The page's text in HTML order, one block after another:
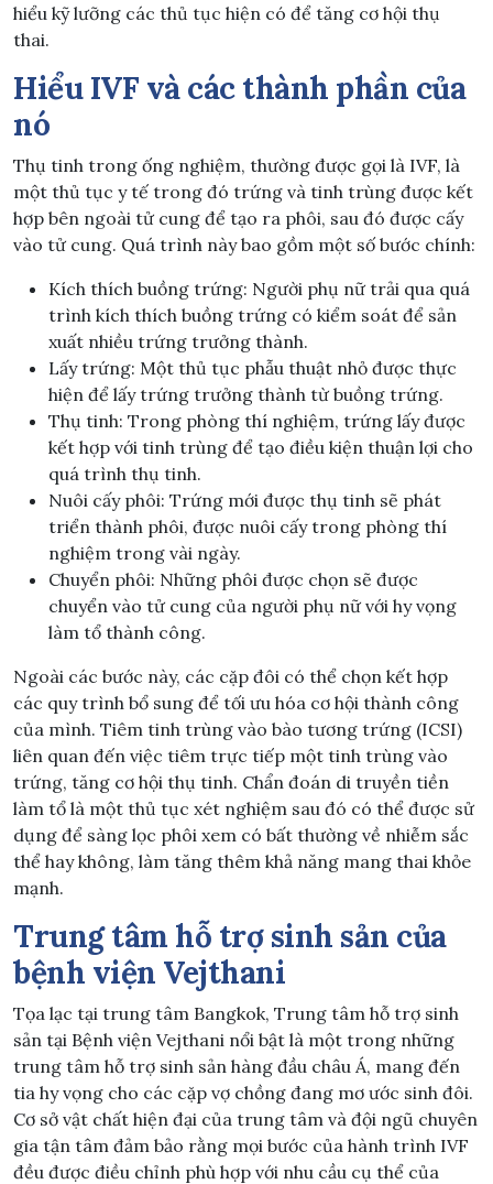
hiểu kỹ lưỡng các thủ tục hiện có để tăng cơ hội thụ
thai.
Hiểu IVF và các thành phần của
nó
Thụ tinh trong ống nghiệm, thường được gọi là IVF, là
một thủ tục y tế trong đó trứng và tinh trùng được kết
hợp bên ngoài tử cung để tạo ra phôi, sau đó được cấy
vào tử cung. Quá trình này bao gồm một số bước chính:
Kích thích buồng trứng: Người phụ nữ trải qua quá
trình kích thích buồng trứng có kiểm soát để sản
xuất nhiều trứng trưởng thành.
Lấy trứng: Một thủ tục phẫu thuật nhỏ được thực
hiện để lấy trứng trưởng thành từ buồng trứng.
Thụ tinh: Trong phòng thí nghiệm, trứng lấy được
kết hợp với tinh trùng để tạo điều kiện thuận lợi cho
quá trình thụ tinh.
Nuôi cấy phôi: Trứng mới được thụ tinh sẽ phát
triển thành phôi, được nuôi cấy trong phòng thí
nghiệm trong vài ngày.
Chuyển phôi: Những phôi được chọn sẽ được
chuyển vào tử cung của người phụ nữ với hy vọng
làm tổ thành công.
Ngoài các bước này, các cặp đôi có thể chọn kết hợp
các quy trình bổ sung để tối ưu hóa cơ hội thành công
của mình. Tiêm tinh trùng vào bào tương trứng (ICSI)
liên quan đến việc tiêm trực tiếp một tinh trùng vào
trứng, tăng cơ hội thụ tinh. Chẩn đoán di truyền tiền
làm tổ là một thủ tục xét nghiệm sau đó có thể được sử
dụng để sàng lọc phôi xem có bất thường về nhiễm sắc
thể hay không, làm tăng thêm khả năng mang thai khỏe
mạnh.
Trung tâm hỗ trợ sinh sản của
bệnh viện Vejthani
Tọa lạc tại trung tâm Bangkok, Trung tâm hỗ trợ sinh
sản tại Bệnh viện Vejthani nổi bật là một trong những
trung tâm hỗ trợ sinh sản hàng đầu châu Á, mang đến
tia hy vọng cho các cặp vợ chồng đang mơ ước sinh đôi.
Cơ sở vật chất hiện đại của trung tâm và đội ngũ chuyên
gia tận tâm đảm bảo rằng mọi bước của hành trình IVF
đều được điều chỉnh phù hợp với nhu cầu cụ thể của